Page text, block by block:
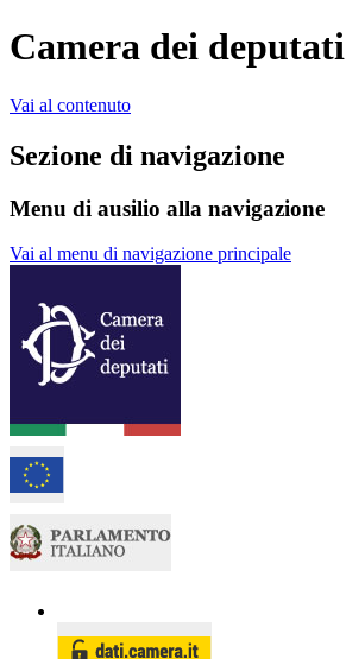
Camera dei deputati
Vai al contenuto
Sezione di navigazione
Menu di ausilio alla navigazione
Vai al menu di navigazione principale